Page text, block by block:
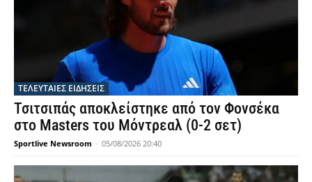
ΤΕΛΕΥΤΑΙΕΣ ΕΙΔΗΣΕΙΣ
Τσιτσιπάς αποκλείστηκε από τον Φονσέκα
στο Masters του Μόντρεαλ (0-2 σετ)
Sportlive Newsroom - 05/08/2026 20:40